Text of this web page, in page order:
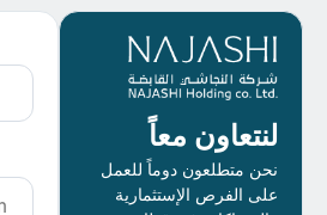
لنتعاون معاً
نحن متطلعون دوماً للعمل
على الفرص الإستثمارية